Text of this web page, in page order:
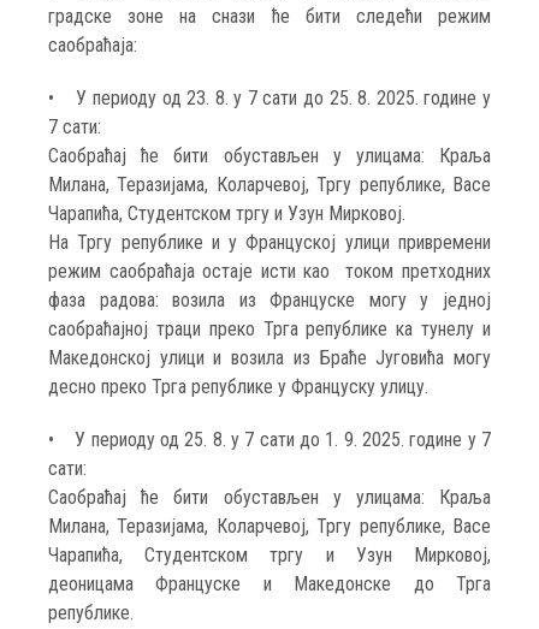
градске зоне на снази ће бити следећи режим
саобраћаја:
• У периоду од 23. 8. у 7 сати до 25. 8. 2025. године у
7 сати:
Саобраћај ће бити обустављен у улицама: Краља
Милана, Теразијама, Коларчевој, Тргу републике, Васе
Чарапића, Студентском тргу и Узун Мирковој.
На Тргу републике и у Француској улици привремени
режим саобраћаја остаје исти као током претходних
фаза радова: возила из Француске могу у једној
саобраћајној траци преко Трга републике ка тунелу и
Македонској улици и возила из Браће Југовића могу
десно преко Трга републике у Француску улицу.
• У периоду од 25. 8. у 7 сати до 1. 9. 2025. године у 7
сати:
Саобраћај ће бити обустављен у улицама: Краља
Милана, Теразијама, Коларчевој, Тргу републике, Васе
Чарапића, Студентском тргу и Узун Мирковој,
деоницама Француске и Македонске до Трга
републике.